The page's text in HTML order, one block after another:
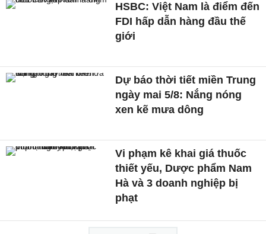
HSBC: Việt Nam là điểm đến
FDI hấp dẫn hàng đầu thế
giới
Dự báo thời tiết miền Trung
ngày mai 5/8: Nắng nóng
xen kẽ mưa dông
Vi phạm kê khai giá thuốc
thiết yếu, Dược phẩm Nam
Hà và 3 doanh nghiệp bị
phạt